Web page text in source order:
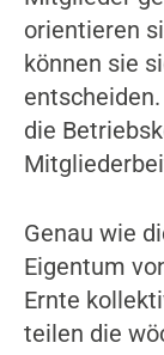
orientieren
können sie
die
Genau wie
Eigentum
Ernte
teilen die